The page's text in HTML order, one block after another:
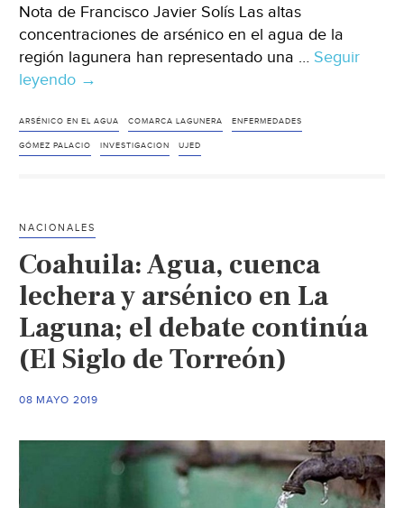
Nota de Francisco Javier Solís Las altas
concentraciones de arsénico en el agua de la
región lagunera han representado una … Seguir
leyendo Durango:
UJED
arsénico
(El
Sol
Durango)
→
ARSÉNICO EN EL AGUA COMARCA LAGUNERA ENFERMEDADES
GÓMEZ PALACIO INVESTIGACION UJED
NACIONALES
Coahuila: Agua, cuenca
lechera y arsénico en La
Laguna; el debate continúa
(El Siglo de Torreón)
08 MAYO 2019